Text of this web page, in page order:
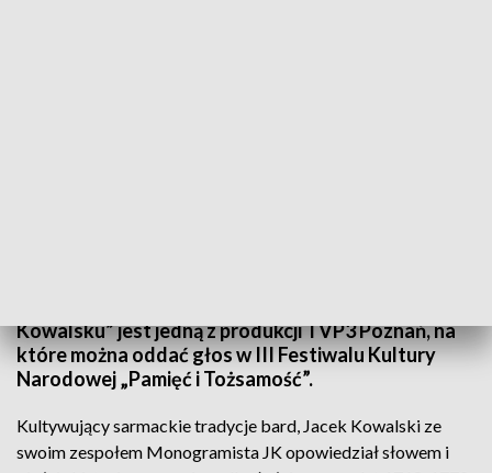
Kowalsku” jest jedną z produkcji TVP3 Poznań, na
które można oddać głos w III Festiwalu Kultury
Narodowej „Pamięć i Tożsamość”.
Kultywujący sarmackie tradycje bard, Jacek Kowalski ze
swoim zespołem Monogramista JK opowiedział słowem i